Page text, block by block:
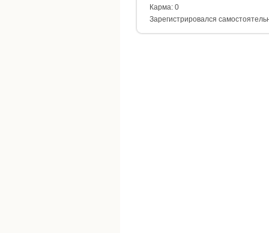
Карма: 0
Зарегистрировался